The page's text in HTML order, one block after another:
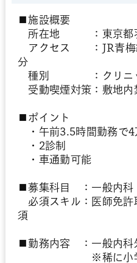
■施設概要
所在地 ：東京都
アクセス ：JR青梅
分
種別 ：クリニ
受動喫煙対策：敷地内
■ポイント
・午前3.5時間勤務で4
・2診制
・車通勤可能
■募集科目 ：一般内科
必須スキル：医師免許
須
■勤務内容 ：一般内科
※稀に小学生に